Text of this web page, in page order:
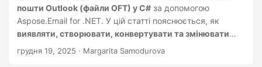
пошти Outlook (файли OFT) у C# за допомогою
Aspose.Email for .NET. У цій статті пояснюється, як
виявляти, створювати, конвертувати та змінювати
шаблони OFTпрограмно без Microsoft Outlook.
грудня 19, 2025 · Margarita Samodurova